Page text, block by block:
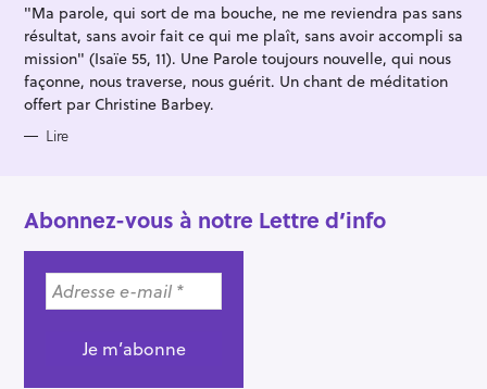
E
"Ma parole, qui sort de ma bouche, ne me reviendra pas sans
résultat, sans avoir fait ce qui me plaît, sans avoir accompli sa
mission" (Isaïe 55, 11). Une Parole toujours nouvelle, qui nous
façonne, nous traverse, nous guérit. Un chant de méditation
offert par Christine Barbey.
Lire
Abonnez-vous à notre Lettre d’info